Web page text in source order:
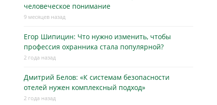
человеческое понимание
9 месяцев назад
Егор Шипицин: Что нужно изменить, чтобы
профессия охранника стала популярной?
2 года назад
Дмитрий Белов: «К системам безопасности
отелей нужен комплексный подход»
2 года назад